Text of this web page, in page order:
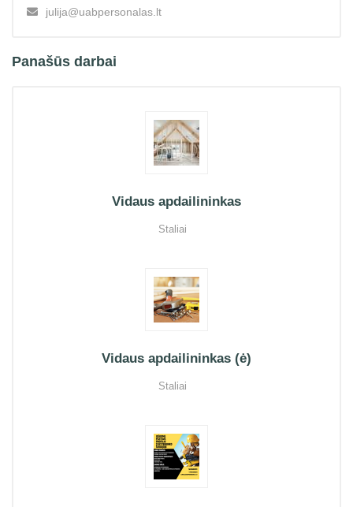
julija@uabpersonalas.lt
Panašūs darbai
Vidaus apdailininkas
Staliai
Vidaus apdailininkas (ė)
Staliai